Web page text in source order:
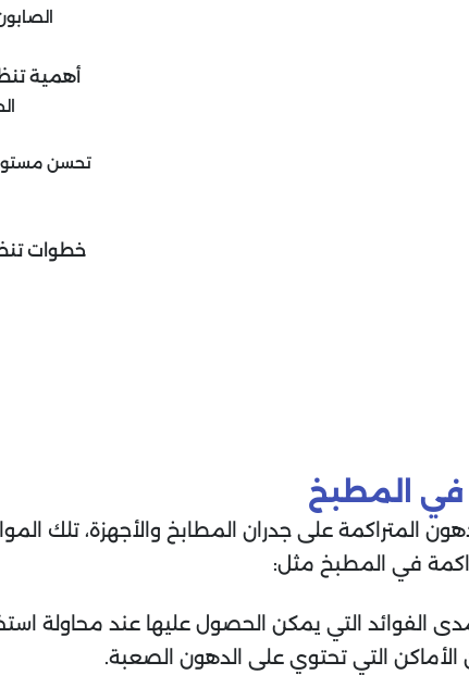
أهمية
تحسن مستوى
خطوات
في المطبخ
المتراكمة على جدران المطابخ والأجهزة، تلك
في المطبخ مثل:
الفوائد التي يمكن الحصول عليها عند محاولة
الأماكن التي تحتوي على الدهون الصعبة.